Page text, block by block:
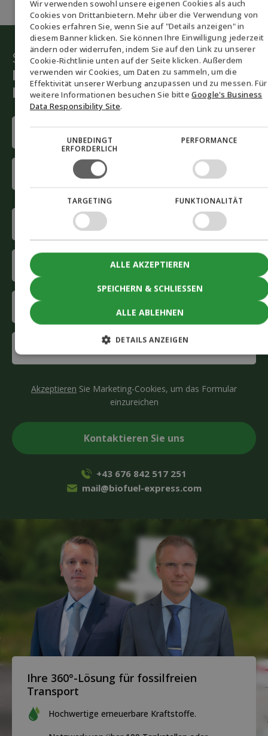
Ihre 360°-Lösung für fossilfreien
Transport
Hochwertige erneuerbare Kraftstoffe.
Starten Sie die grüne Umstellung
Lassen Sie sich von unseren
Beratern helfen
First
name
(Required)
Company
(Required)
in
(Required)
Akzeptieren Sie Marketing-Cookies, um das Formular
einzureichen
+43 676 842 517 251
mail@biofuel-express.com
ENGLISH
DANISH
GERMAN
NORWEGIAN
SWEDISH
Wir verwenden sowohl unsere eigenen Cookies als auch
Cookies von Drittanbietern. Mehr über die Verwendung von
Cookies erfahren Sie, wenn Sie auf "Details anzeigen" in
diesem Banner klicken. Sie können Ihre Einwilligung jederzeit
ändern oder widerrufen, indem Sie auf den Link zu unserer
Cookie-Richtlinie unten auf der Seite klicken. Außerdem
verwenden wir Cookies, um Daten zu sammeln, um die
Effektivität unserer Werbung anzupassen und zu messen. Für
weitere Informationen besuchen Sie bitteGoogle's Business
Data Responsibility Site.
UNBEDINGT
ERFORDERLICH
PERFORMANCE
TARGETING FUNKTIONALITÄT
SPEICHERN & SCHLIESSEN
ALLE AKZEPTIEREN
ALLE ABLEHNEN
DETAILS ANZEIGEN